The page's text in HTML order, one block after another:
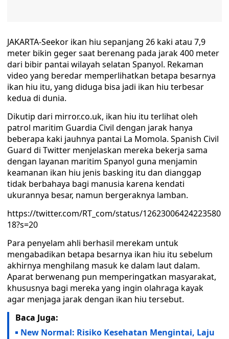
JAKARTA-Seekor ikan hiu sepanjang 26 kaki atau 7,9
meter bikin geger saat berenang pada jarak 400 meter
dari bibir pantai wilayah selatan Spanyol. Rekaman
video yang beredar memperlihatkan betapa besarnya
ikan hiu itu, yang diduga bisa jadi ikan hiu terbesar
kedua di dunia.
Dikutip dari mirror.co.uk, ikan hiu itu terlihat oleh
patrol maritim Guardia Civil dengan jarak hanya
beberapa kaki jauhnya pantai La Momola. Spanish Civil
Guard di Twitter menjelaskan mereka bekerja sama
dengan layanan maritim Spanyol guna menjamin
keamanan ikan hiu jenis basking itu dan dianggap
tidak berbahaya bagi manusia karena kendati
ukurannya besar, namun bergeraknya lamban.
https://twitter.com/RT_com/status/12623006424223580
18?s=20
Para penyelam ahli berhasil merekam untuk
mengabadikan betapa besarnya ikan hiu itu sebelum
akhirnya menghilang masuk ke dalam laut dalam.
Aparat berwenang pun memperingatkan masyarakat,
khususnya bagi mereka yang ingin olahraga kayak
agar menjaga jarak dengan ikan hiu tersebut.
Baca Juga:
New Normal: Risiko Kesehatan Mengintai, Laju